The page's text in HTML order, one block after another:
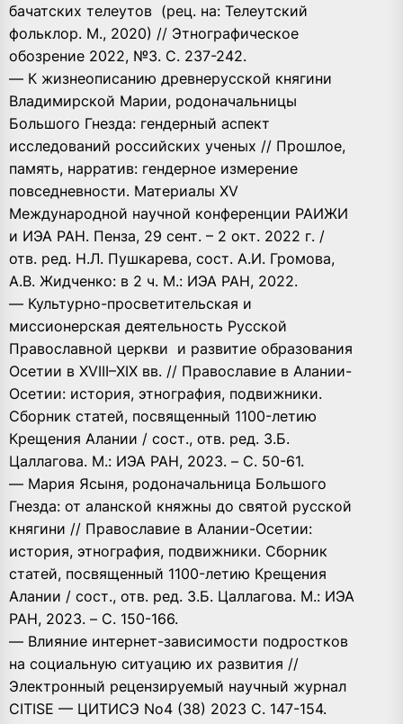
бачатских телеутов (рец. на: Телеутский
фольклор. М., 2020) // Этнографическое
обозрение 2022, №3. С. 237-242.
— К жизнеописанию древнерусской княгини
Владимирской Марии, родоначальницы
Большого Гнезда: гендерный аспект
исследований российских ученых // Прошлое,
память, нарратив: гендерное измерение
повседневности. Материалы XV
Международной научной конференции РАИЖИ
и ИЭА РАН. Пенза, 29 сент. – 2 окт. 2022 г. /
отв. ред. Н.Л. Пушкарева, сост. А.И. Громова,
А.В. Жидченко: в 2 ч. М.: ИЭА РАН, 2022.
— Культурно-просветительская и
миссионерская деятельность Русской
Православной церкви и развитие образования
Осетии в XVIII–XIX вв. // Православие в Алании-
Осетии: история, этнография, подвижники.
Сборник статей, посвященный 1100-летию
Крещения Алании / cост., отв. ред. З.Б.
Цаллагова. М.: ИЭА РАН, 2023. – С. 50-61.
— Мария Ясыня, родоначальница Большого
Гнезда: от аланской княжны до святой русской
княгини // Православие в Алании-Осетии:
история, этнография, подвижники. Сборник
статей, посвященный 1100-летию Крещения
Алании / cост., отв. ред. З.Б. Цаллагова. М.: ИЭА
РАН, 2023. – С. 150-166.
— Влияние интернет-зависимости подростков
на социальную ситуацию их развития //
Электронный рецензируемый научный журнал
CITISE — ЦИТИСЭ No4 (38) 2023 С. 147-154.